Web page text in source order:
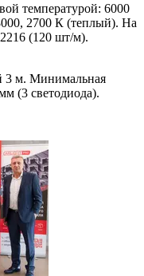
температурой: 6000
2700 К (теплый). На
(120 шт/м).
3 м. Минимальная
(3 светодиода).